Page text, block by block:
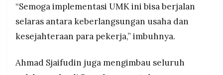
“Semoga implementasi UMK ini bisa berjalan
selaras antara keberlangsungan usaha dan
kesejahteraan para pekerja,” imbuhnya.
Ahmad Sjaifudin juga mengimbau seluruh